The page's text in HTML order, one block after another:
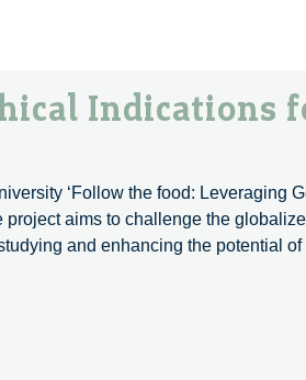
Indications
‘Follow the food: Leveraging
aims to challenge the
and enhancing the potential